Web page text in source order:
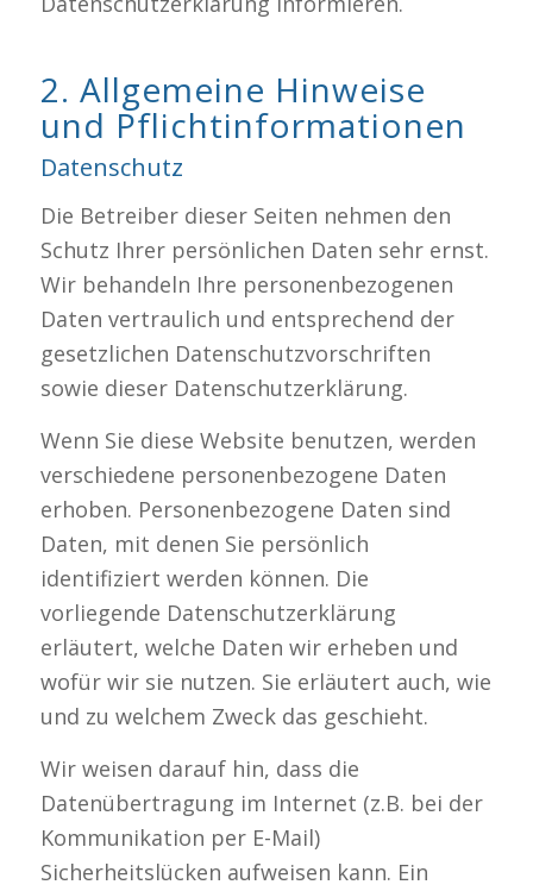
2. Allgemeine Hinweise
und Pflichtinformationen
Datenschutz
Die Betreiber dieser Seiten nehmen den
Schutz Ihrer persönlichen Daten sehr ernst.
Wir behandeln Ihre personenbezogenen
Daten vertraulich und entsprechend der
gesetzlichen Datenschutzvorschriften
sowie dieser Datenschutzerklärung.
Wenn Sie diese Website benutzen, werden
verschiedene personenbezogene Daten
erhoben. Personenbezogene Daten sind
Daten, mit denen Sie persönlich
identifiziert werden können. Die
vorliegende Datenschutzerklärung
erläutert, welche Daten wir erheben und
wofür wir sie nutzen. Sie erläutert auch, wie
und zu welchem Zweck das geschieht.
Wir weisen darauf hin, dass die
Datenübertragung im Internet (z.B. bei der
Kommunikation per E-Mail)
Sicherheitslücken aufweisen kann. Ein